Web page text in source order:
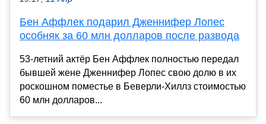
Бен Аффлек подарил Дженнифер Лопес
особняк за 60 млн долларов после развода
53-летний актёр Бен Аффлек полностью передал
бывшей жене Дженнифер Лопес свою долю в их
роскошном поместье в Беверли-Хиллз стоимостью
60 млн долларов...